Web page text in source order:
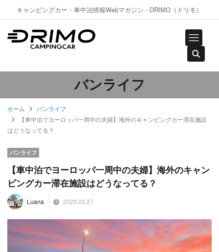
キャンピングカー・車中泊情報Webマガジン - DRIMO（ドリモ）
バンライフ
ホーム
バンライフ
【車中泊でヨーロッパ一周中の夫婦】海外のキャンピングカー滞在施設
はどうなってる？
バンライフ
【車中泊でヨーロッパ一周中の夫婦】海外のキャン
ピングカー滞在施設はどうなってる？
Luana 2023.02.27